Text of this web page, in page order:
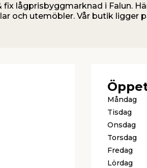
lågprisbyggmarknad i Falun.
och utemöbler. Vår butik
Måndag
Tisdag
Onsdag
Torsdag
Fredag
Lördag